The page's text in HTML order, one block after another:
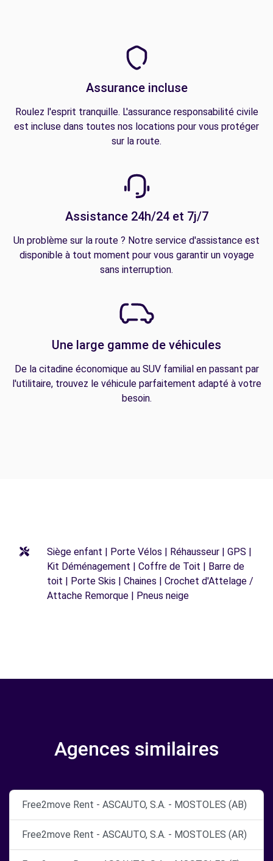
Assurance incluse
Roulez l'esprit tranquille. L'assurance responsabilité civile
est incluse dans toutes nos locations pour vous protéger
sur la route.
Assistance 24h/24 et 7j/7
Un problème sur la route ? Notre service d'assistance est
disponible à tout moment pour vous garantir un voyage
sans interruption.
Une large gamme de véhicules
De la citadine économique au SUV familial en passant par
l'utilitaire, trouvez le véhicule parfaitement adapté à votre
besoin.
Siège enfant | Porte Vélos | Réhausseur | GPS |
Kit Déménagement | Coffre de Toit | Barre de
toit | Porte Skis | Chaines | Crochet d'Attelage /
Attache Remorque | Pneus neige
Agences similaires
Free2move Rent - ASCAUTO, S.A. - MOSTOLES (AB)
Free2move Rent - ASCAUTO, S.A. - MOSTOLES (AR)